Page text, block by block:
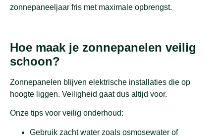
zonnepaneeljaar fris met maximale opbrengst.
Hoe maak je zonnepanelen veilig
schoon?
Zonnepanelen blijven elektrische installaties die op
hoogte liggen. Veiligheid gaat dus altijd voor.
Onze tips voor veilig onderhoud:
Gebruik zacht water zoals osmosewater of